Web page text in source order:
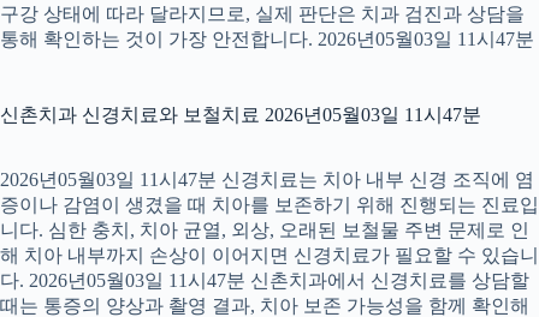
구강 상태에 따라 달라지므로, 실제 판단은 치과 검진과 상담을
통해 확인하는 것이 가장 안전합니다. 2026년05월03일 11시47분
신촌치과 신경치료와 보철치료 2026년05월03일 11시47분
2026년05월03일 11시47분 신경치료는 치아 내부 신경 조직에 염
증이나 감염이 생겼을 때 치아를 보존하기 위해 진행되는 진료입
니다. 심한 충치, 치아 균열, 외상, 오래된 보철물 주변 문제로 인
해 치아 내부까지 손상이 이어지면 신경치료가 필요할 수 있습니
다. 2026년05월03일 11시47분 신촌치과에서 신경치료를 상담할
때는 통증의 양상과 촬영 결과, 치아 보존 가능성을 함께 확인해